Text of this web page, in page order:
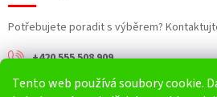
Tento web používá soubory cookie.
Potřebujete poradit s výběrem?
+420 555 508 909
info@harv.cz